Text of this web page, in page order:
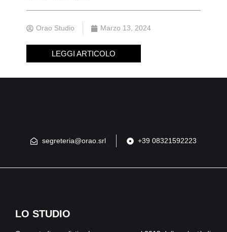
Orao Studio Marzo 13, 2024
LEGGI ARTICOLO
segreteria@orao.srl +39 08321592223
LO STUDIO